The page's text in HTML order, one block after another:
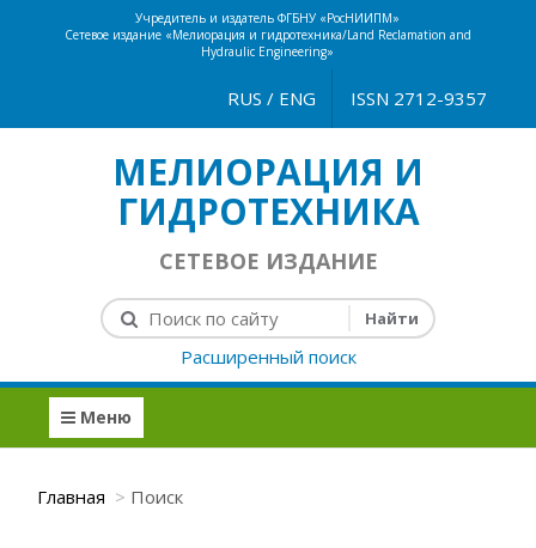
Учредитель и издатель ФГБНУ «РосНИИПМ»
Сетевое издание «Мелиорация и гидротехника/Land Reclamation and
Hydraulic Engineering»
ISSN 2712-9357
RUS / ENG
МЕЛИОРАЦИЯ И
ГИДРОТЕХНИКА
СЕТЕВОЕ ИЗДАНИЕ
Расширенный поиск
Меню
Главная Поиск